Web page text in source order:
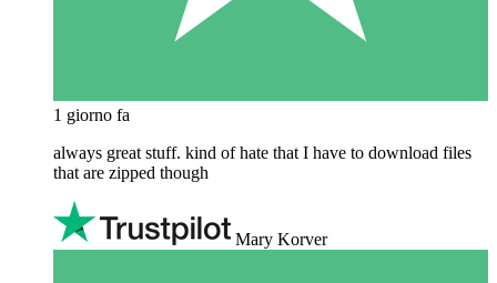
1 giorno fa
always great stuff. kind of hate that I have to download files
that are zipped though
Mary Korver